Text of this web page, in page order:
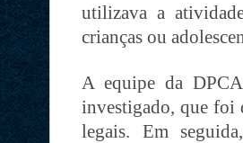
utilizava a
crianças ou
A equipe da
investigado, que foi
legais. Em